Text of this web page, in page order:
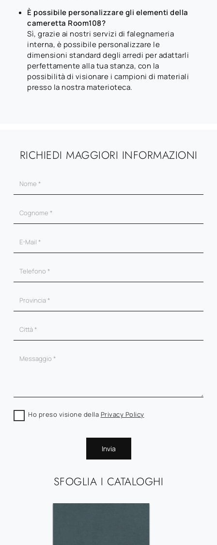
È possibile personalizzare gli elementi della
cameretta Room108?
Sì, grazie ai nostri servizi di falegnameria
interna, è possibile personalizzare le
dimensioni standard degli arredi per adattarli
perfettamente alla tua stanza, con la
possibilità di visionare i campioni di materiali
presso la nostra materioteca.
SFOGLIA I CATALOGHI
RICHIEDI MAGGIORI INFORMAZIONI
Ho preso visione della Privacy Policy
Invia